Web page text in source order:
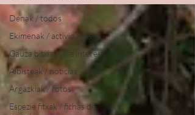
Denak / todos
Ekimenak / actividades
Gauza bitxiak / de interés
Albisteak / noticias
Argazkiak / fotos
Espezie fitxak / fichas de